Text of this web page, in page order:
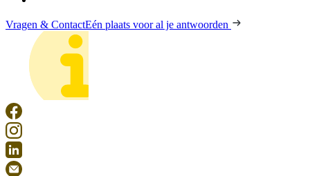
Vragen & ContactEén plaats voor al je antwoorden